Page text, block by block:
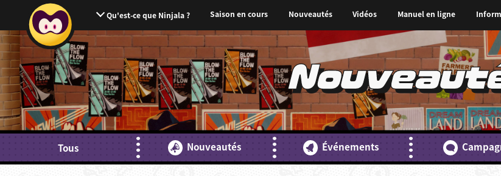
Qu'est-ce que Ninjala ? Saison en cours Nouveautés Vidéos Manuel en ligne
Tous Nouveautés Événements